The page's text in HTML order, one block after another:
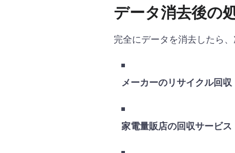
データ消去後の
完全にデータを消去したら
メーカーのリサイクル回収
家電量販店の回収サービス